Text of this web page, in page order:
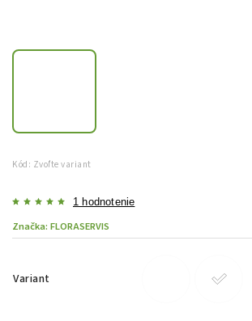
Kód: Zvoľte variant
1 hodnotenie
Značka: FLORASERVIS
Variant